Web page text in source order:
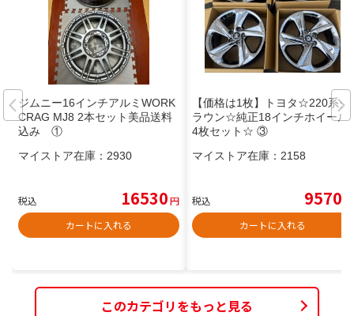
ジムニー16インチアルミWORK
CRAG MJ8 2本セット美品送料
込み ①
マイストア在庫： 2930
税込 16530円
カートに入れる
【価格は1枚】トヨタ☆220系ク
ラウン☆純正18インチホイール
4枚セット☆ ③
マイストア在庫： 2158
税込 9570
カートに入れる
このカテゴリをもっと見る